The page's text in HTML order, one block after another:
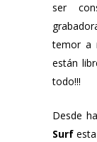
ser
temor a
están
todo!!!
Desde
Surf